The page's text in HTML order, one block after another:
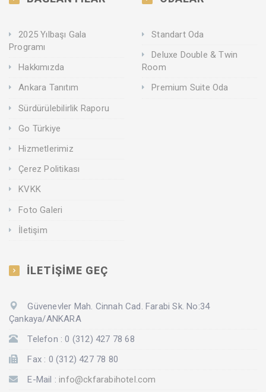
2025 Yılbaşı Gala
Programı
Hakkımızda
Ankara Tanıtım
Sürdürülebilirlik Raporu
Go Türkiye
Hizmetlerimiz
Çerez Politikası
KVKK
Foto Galeri
İletişim
Standart Oda
Deluxe Double & Twin
Room
Premium Suite Oda
İLETİŞİME GEÇ
Güvenevler Mah. Cinnah Cad. Farabi Sk. No:34
Çankaya/ANKARA
Telefon : 0 (312) 427 78 68
Fax : 0 (312) 427 78 80
E-Mail :info@ckfarabihotel.com